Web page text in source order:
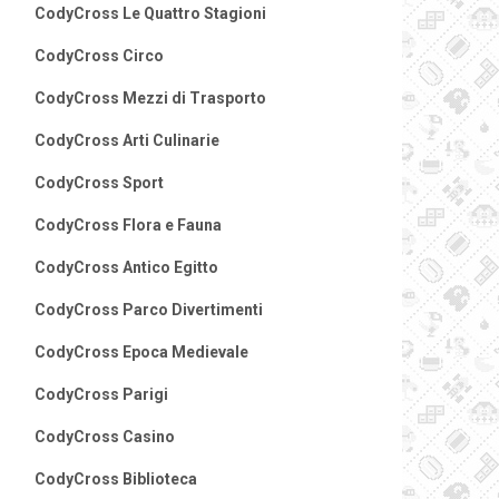
CodyCross Le Quattro Stagioni
CodyCross Circo
CodyCross Mezzi di Trasporto
CodyCross Arti Culinarie
CodyCross Sport
CodyCross Flora e Fauna
CodyCross Antico Egitto
CodyCross Parco Divertimenti
CodyCross Epoca Medievale
CodyCross Parigi
CodyCross Casino
CodyCross Biblioteca